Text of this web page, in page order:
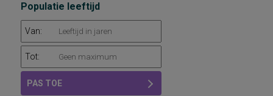
Populatie leeftijd
Van:
Tot:
PAS TOE